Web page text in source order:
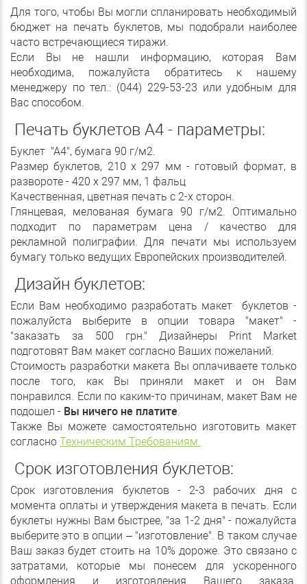
Для того, чтобы Вы могли спланировать необходимый
бюджет на печать буклетов, мы подобрали наиболее
часто встречающиеся тиражи.
Если Вы не нашли информацию, которая Вам
необходима, пожалуйста обратитесь к нашему
менеджеру по тел.: (044) 229-53-23 или удобным для
Вас способом.
Печать буклетов А4 - параметры:
Буклет "А4", бумага 90 г/м2.
Размер буклетов, 210 х 297 мм - готовый формат, в
развороте - 420 х 297 мм, 1 фальц
Качественная, цветная печать с 2-х сторон.
Глянцевая, мелованая бумага 90 г/м2. Оптимально
подходит по параметрам цена / качество для
рекламной полиграфии. Для печати мы используем
бумагу только ведущих Европейских производителей.
Дизайн буклетов:
Если Вам необходимо разработать макет буклетов -
пожалуйста выберите в опции товара "макет" -
"заказать за 500 грн." Дизайнеры Print Market
подготовят Вам макет согласно Ваших пожеланий.
Стоимость разработки макета Вы оплачиваете только
после того, как Вы приняли макет и он Вам
понравился. Если по каким-то причинам, макет Вам не
подошел - Вы ничего не платите.
Также Вы можете самостоятельно изготовить макет
согласно Техническим Требованиям.
Срок изготовления буклетов:
Срок изготовления буклетов - 2-3 рабочих дня с
момента оплаты и утверждения макета в печать. Если
буклеты нужны Вам быстрее, "за 1-2 дня" - пожалуйста
выберите это в опции – "изготовление". В таком случае
Ваш заказ будет стоить на 10% дороже. Это связано с
затратами, которые мы понесем для ускоренного
оформления и изготовления Вашего заказа.